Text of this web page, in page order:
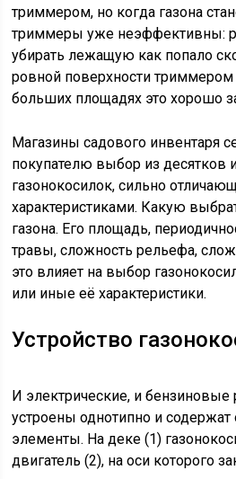
триммером, но когда газона
триммеры уже неэффективны:
убирать лежащую как попало
ровной поверхности
больших площадях это хорошо
Магазины садового инвентаря
покупателю выбор из десятков
газонокосилок, сильно
характеристиками. Какую
газона. Его площадь,
травы, сложность рельефа,
это влияет на выбор
или иные её характеристики.
Устройство
И электрические, и бензиновые
устроены однотипно и
элементы. На деке (1)
двигатель (2), на оси которого